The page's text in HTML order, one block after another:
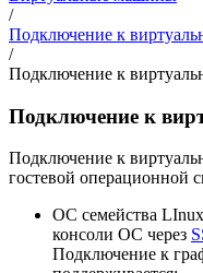
/
Подключение к
/
Подключение к
Подключение к
Подключение к
гостевой операционной
ОС семейства
консоли ОС через
Подключение к